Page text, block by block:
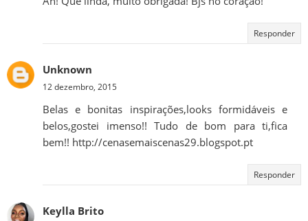
Responder
Unknown
12 dezembro, 2015
Belas e bonitas inspirações,looks formidáveis e
belos,gostei imenso!! Tudo de bom para ti,fica
bem!! http://cenasemaiscenas29.blogspot.pt
Responder
Keylla Brito